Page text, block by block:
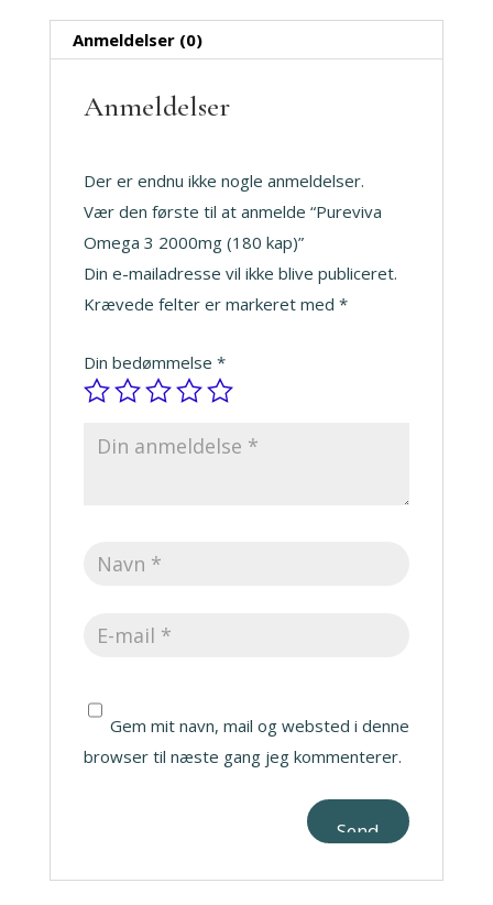
Anmeldelser (0)
Anmeldelser
Der er endnu ikke nogle anmeldelser.
Vær den første til at anmelde “Pureviva
Omega 3 2000mg (180 kap)”
Din e-mailadresse vil ikke blive publiceret.
Krævede felter er markeret med *
Din bedømmelse *
Gem mit navn, mail og websted i denne
browser til næste gang jeg kommenterer.